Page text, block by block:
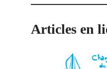
Articles en